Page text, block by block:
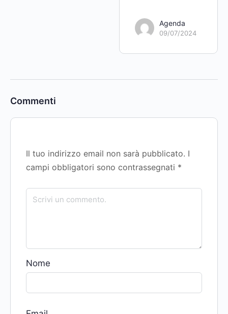
Agenda
09/07/2024
Commenti
Il tuo indirizzo email non sarà pubblicato. I
campi obbligatori sono contrassegnati *
Nome